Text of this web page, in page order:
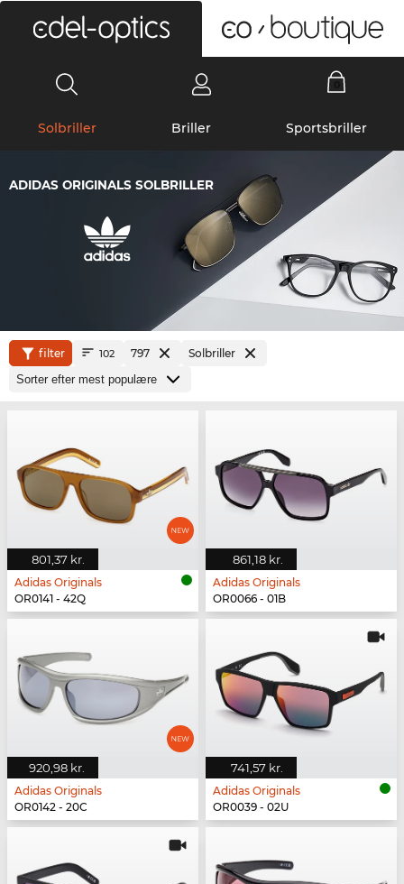
Solbriller Briller Sportsbriller
ADIDAS ORIGINALS SOLBRILLER
filter 102 797 Solbriller
801,37 kr.
Adidas Originals
OR0141 - 42Q
861,18 kr.
Adidas Originals
OR0066 - 01B
920,98 kr.
Adidas Originals
OR0142 - 20C
741,57 kr.
Adidas Originals
OR0039 - 02U